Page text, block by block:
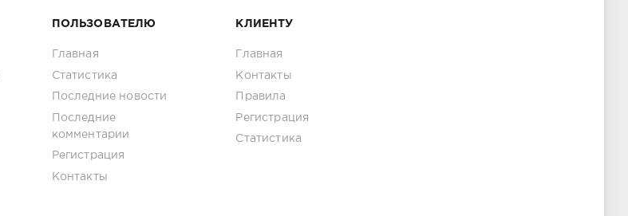
ПОЛЬЗОВАТЕЛЮ
Главная
Статистика
Последние новости
Последние
комментарии
Регистрация
Контакты
КЛИЕНТУ
Главная
Контакты
Правила
Регистрация
Статистика